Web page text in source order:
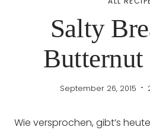
Salty
September 26, 2015
Wie versprochen, gibt’s